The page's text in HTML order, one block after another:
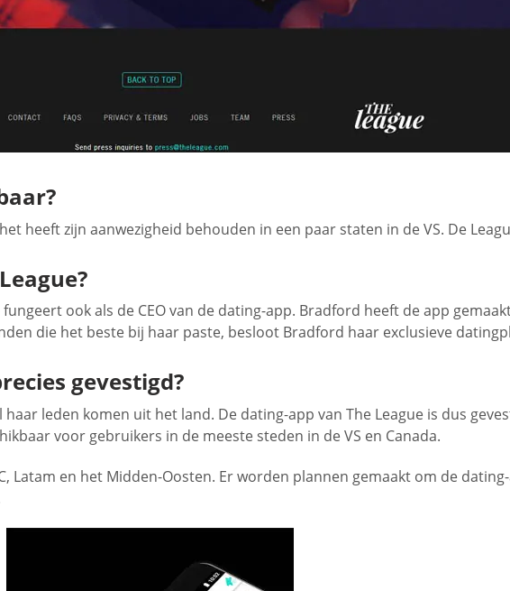
heeft zijn aanwezigheid behouden in een paar staten in de VS. De
ook als de CEO van de dating-app. Bradford heeft de app
die het beste bij haar paste, besloot Bradford haar exclusieve
gevestigd?
haar leden komen uit het land. De dating-app van The League is dus
voor gebruikers in de meeste steden in de VS en Canada.
Latam en het Midden-Oosten. Er worden plannen gemaakt om de